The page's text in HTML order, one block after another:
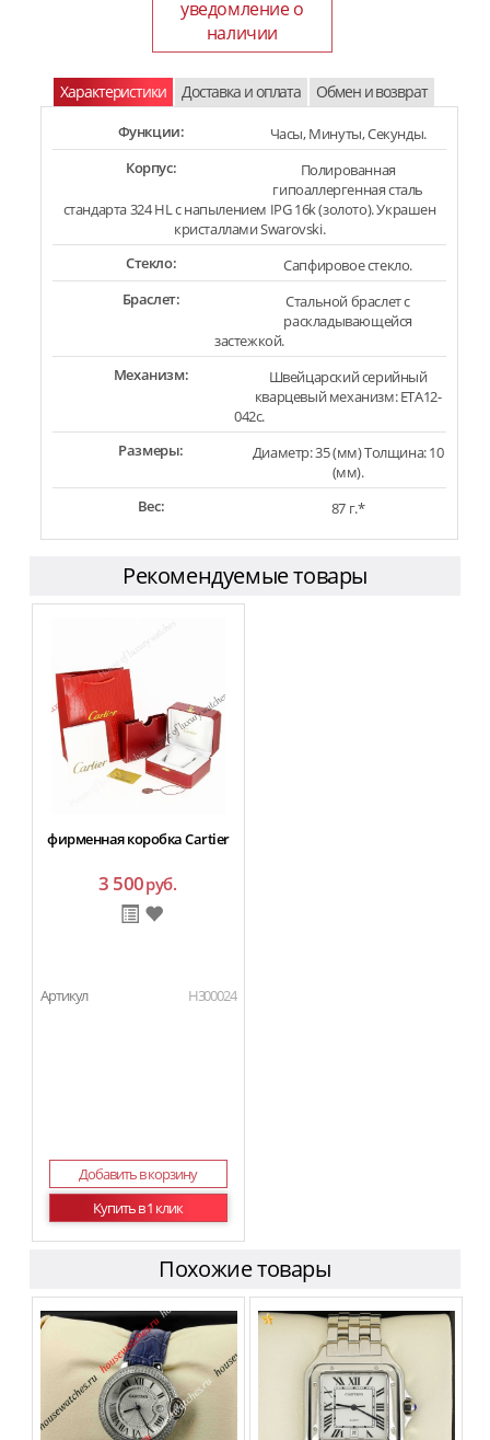
уведомление о
наличии
Характеристики Доставка и оплата Обмен и возврат
Функции:
Часы, Минуты, Секунды.
Корпус:
Полированная
гипоаллергенная сталь
стандарта 324 HL с напылением IPG 16k (золото). Украшен
кристаллами Swarovski.
Стекло:
Сапфировое стекло.
Браслет:
Стальной браслет с
раскладывающейся
застежкой.
Механизм:
Швейцарский серийный
кварцевый механизм: ETA12-
042c.
Размеры:
Диаметр: 35 (мм) Толщина: 10
(мм).
Вес:
87 г.*
Рекомендуемые товары
фирменная коробка Cartier
3 500руб.
Артикул H300024
Добавить в корзину
Купить в 1 клик
Похожие товары